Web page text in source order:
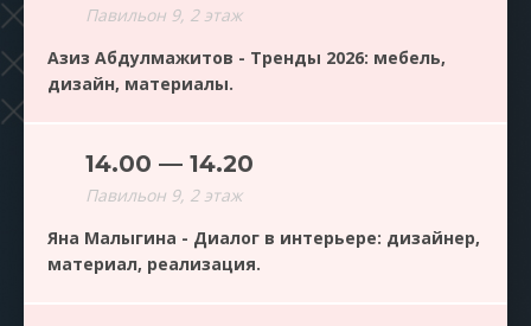
Павильон 9, 2 этаж
Азиз Абдулмажитов - Тренды 2026: мебель,
дизайн, материалы.
14.00 — 14.20
Павильон 9, 2 этаж
Яна Малыгина - Диалог в интерьере: дизайнер,
материал, реализация.